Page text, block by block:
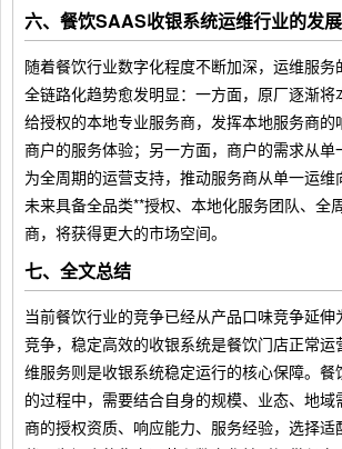
六、餐饮SAAS收银系统运维行业的发
随着餐饮行业数字化程度不断加深，运维服务
全链路化趋势愈发明显：一方面，原厂逐渐
给授权的本地专业服务商，发挥本地服务商
商户的服务体验；另一方面，商户的需求从
为全周期的运营支持，推动服务商从单一运维
未来具备全品类**授权、本地化服务团队、全
商，将获得更大的市场空间。
七、全文总结
当前餐饮行业的竞争已经从产品口味竞争延伸
竞争，稳定高效的收银系统是餐饮门店正常
维服务则是收银系统稳定运行的核心保障。
的过程中，需要结合自身的规模、业态、地
商的授权资质、响应能力、服务经验，选择